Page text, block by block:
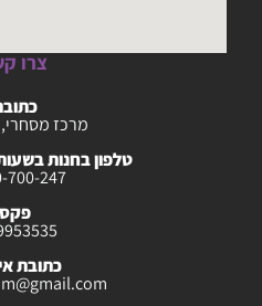
צרו
מרכז מסחרי,
טלפון בחנות בשעות 08:30-
700-247
פקס
כתובת